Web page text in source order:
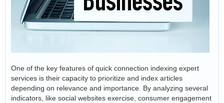
One of the key features of quick connection indexing expert
services is their capacity to prioritize and index articles
depending on relevance and importance. By analyzing several
indicators, like social websites exercise, consumer engagement